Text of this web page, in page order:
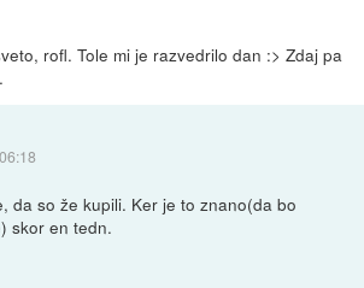
rofl. Tole mi je razvedrilo dan :> Zdaj pa
da so že kupili. Ker je to znano(da bo
skor en tedn.